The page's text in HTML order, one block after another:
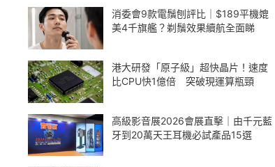
消委會9款電鬚刨評比｜$189平機媲
美4千旗艦？剃鬚效果續航全面睇
港大研發「原子級」超快晶片！速度
比CPU快1億倍 突破現運算瓶頸
高級影音展2026會展直擊｜由千元藍
牙到20萬天王耳機必試產品15選